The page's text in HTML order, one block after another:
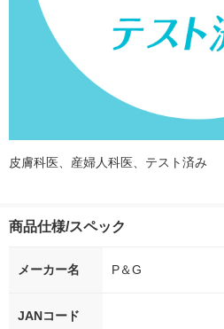
皮膚科医、産婦人科医、テスト済み
商品仕様/スペック
メーカー名 P＆G
JANコード